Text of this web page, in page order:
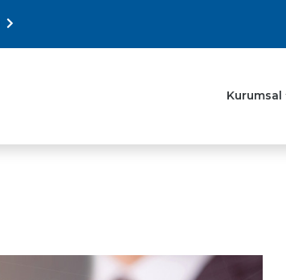
Kurumsal